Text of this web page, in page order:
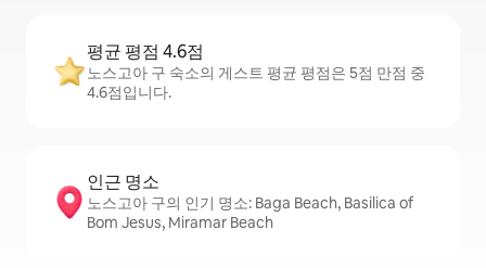
평균 평점 4.6점
노스고아 구 숙소의 게스트 평균 평점은 5점 만점 중
4.6점입니다.
인근 명소
노스고아 구의 인기 명소: Baga Beach, Basilica of
Bom Jesus, Miramar Beach